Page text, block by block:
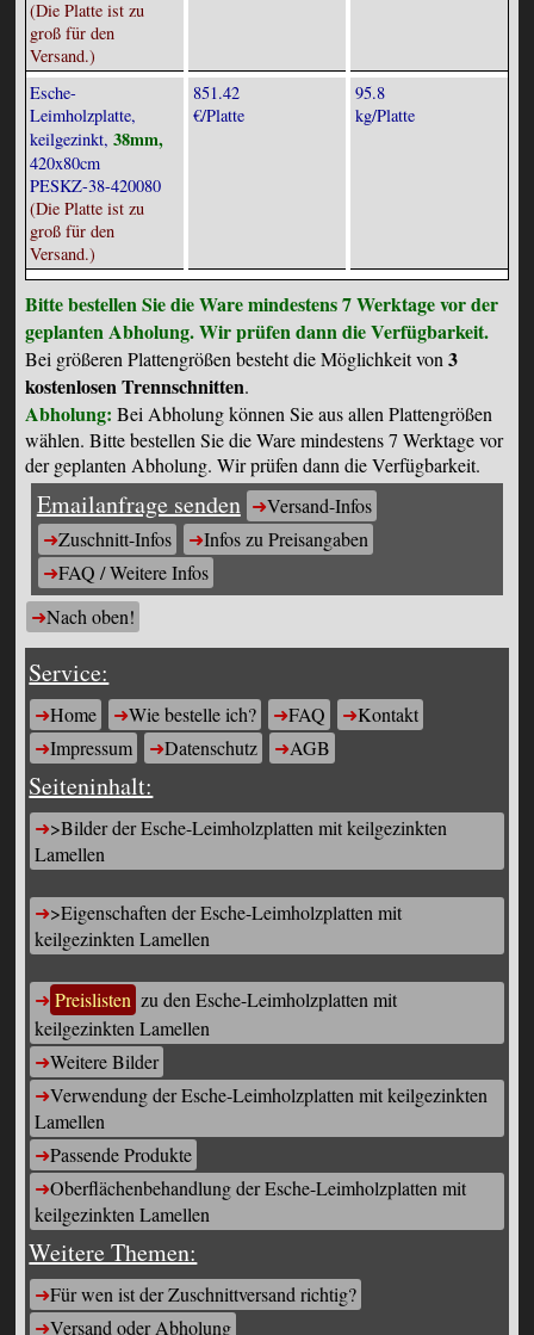
(Die Platte ist zu
groß für den
Versand.)
Esche-
Leimholzplatte,
keilgezinkt,38mm,
420x80cm
PESKZ-38-420080
(Die Platte ist zu
groß für den
Versand.)
851.42
€/Platte
95.8
kg/Platte
Bitte bestellen Sie die Ware mindestens 7 Werktage vor der
geplanten Abholung. Wir prüfen dann die Verfügbarkeit.
Bei größeren Plattengrößen besteht die Möglichkeit von3
kostenlosen Trennschnitten.
Abholung: Bei Abholung können Sie aus allen Plattengrößen
wählen. Bitte bestellen Sie die Ware mindestens 7 Werktage vor
der geplanten Abholung. Wir prüfen dann die Verfügbarkeit.
Emailanfrage senden
Versand-Infos
Zuschnitt-Infos
Infos zu Preisangaben
FAQ / Weitere Infos
Nach oben!
Service:
Home Wie bestelle ich? FAQ
Kontakt
Impressum
Datenschutz AGB
Seiteninhalt:
>Bilder der Esche-Leimholzplatten mit keilgezinkten
Lamellen
>Eigenschaften der Esche-Leimholzplatten mit
keilgezinkten Lamellen
Preislisten zu den Esche-Leimholzplatten mit
keilgezinkten Lamellen
Weitere Bilder
Verwendung der Esche-Leimholzplatten mit keilgezinkten
Lamellen
Passende Produkte
Oberflächenbehandlung der Esche-Leimholzplatten mit
keilgezinkten Lamellen
Weitere Themen:
Für wen ist der Zuschnittversand richtig?
Versand oder Abholung